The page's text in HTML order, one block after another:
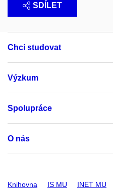
SDÍLET
Chci studovat
Výzkum
Spolupráce
O nás
Knihovna IS MU INET MU